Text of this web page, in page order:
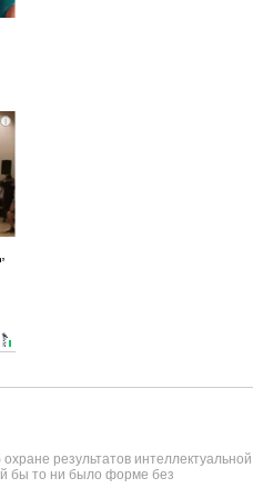
i
результатов интеллектуальной
бы то ни было форме без